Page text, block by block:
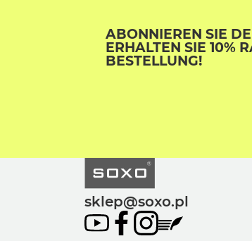
ABONNIEREN SIE
ERHALTEN SIE 10%
BESTELLUNG!
sklep@soxo.pl